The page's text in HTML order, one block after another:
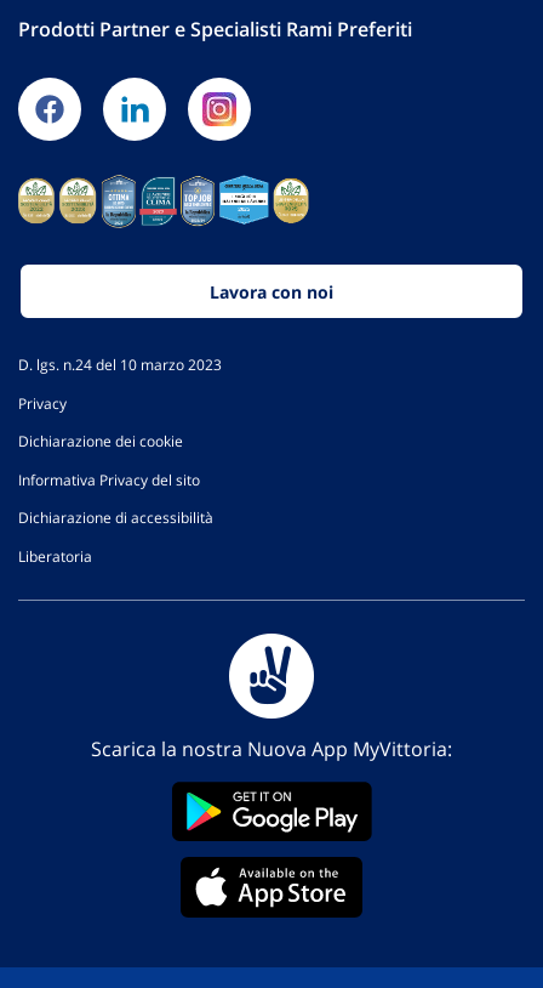
Prodotti Partner e Specialisti Rami Preferiti
Lavora con noi
D. lgs. n.24 del 10 marzo 2023
Privacy
Dichiarazione dei cookie
Informativa Privacy del sito
Dichiarazione di accessibilità
Liberatoria
Scarica la nostra Nuova App MyVittoria: